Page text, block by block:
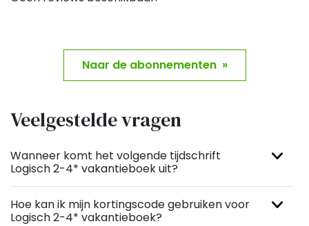
Naar de abonnementen »
Veelgestelde vragen
Wanneer komt het volgende tijdschrift
Logisch 2-4* vakantieboek uit?
Hoe kan ik mijn kortingscode gebruiken voor
Logisch 2-4* vakantieboek?